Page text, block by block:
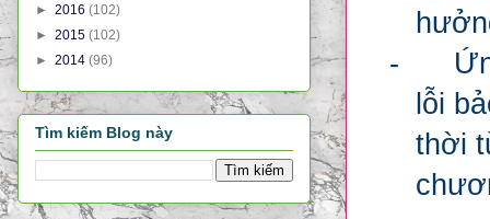
-
lỗi
thời
► 2016 (102)
► 2015 (102)
► 2014 (96)
Tìm kiếm Blog này